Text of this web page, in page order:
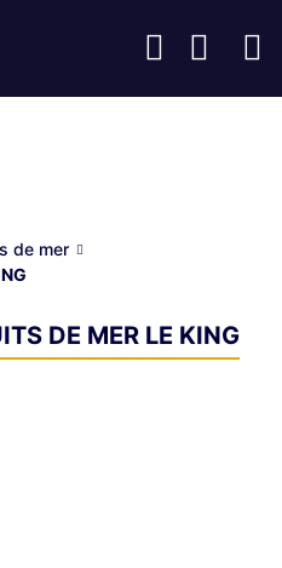
de mer
DE MER LE KING